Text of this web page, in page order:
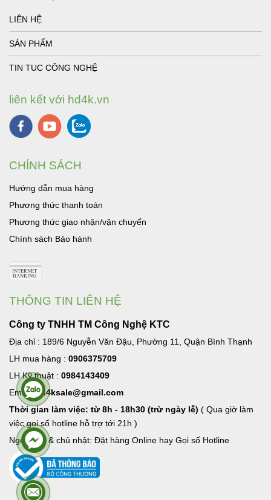
LIÊN HỆ
SẢN PHẨM
TIN TUC CÔNG NGHỆ
liên kết với hd4k.vn
CHÍNH SÁCH
Hướng dẫn mua hàng
Phương thức thanh toán
Phương thức giao nhận/vận chuyển
Chính sách Bảo hành
THÔNG TIN LIÊN HỆ
Công ty TNHH TM Công Nghệ KTC
Địa chỉ : 189/6 Nguyễn Văn Đậu, Phường 11, Quận Bình Thạnh
LH mua hàng : 0906375709
LH Kỹ thuật : 0984143409
Email:hd4ksale@gmail.com
Thời gian làm việc: từ 8h - 18h30 (trừ ngày lễ) ( Qua giờ làm
việc goi số hotline hỗ trợ tới 21h )
Ngoài giờ & chủ nhật: Đặt hàng Online hay Gọi số Hotline